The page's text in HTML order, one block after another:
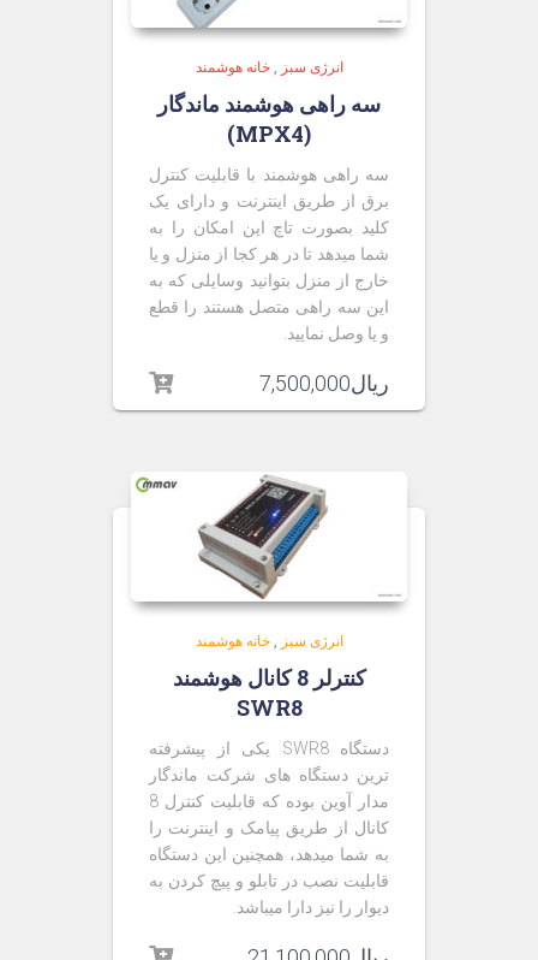
انرژی سبز ,خانه هوشمند
سه راهی هوشمند ماندگار
(MPX4)
سه راهی هوشمند با قابلیت کنترل
برق از طریق اینترنت و دارای یک
کلید بصورت تاچ این امکان را به
شما میدهد تا در هر کجا از منزل و یا
خارج از منزل بتوانید وسایلی که به
این سه راهی متصل هستند را قطع
و یا وصل نمایید.
ریال7,500,000
انرژی سبز ,خانه هوشمند
کنترلر 8 کانال هوشمند
SWR8
دستگاه SWR8 یکی از پیشرفته
ترین دستگاه های شرکت ماندگار
مدار آوین بوده که قابلیت کنترل 8
کانال از طریق پیامک و اینترنت را
به شما میدهد، همچنین این دستگاه
قابلیت نصب در تابلو و پیچ کردن به
دیوار را نیز دارا میباشد.